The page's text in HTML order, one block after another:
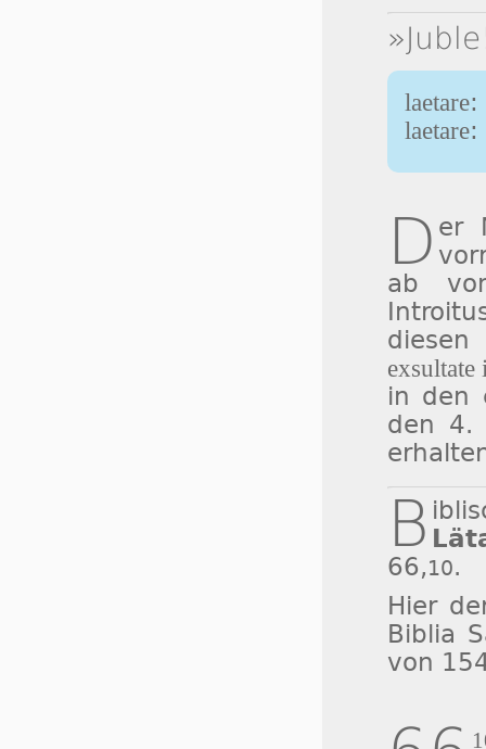
laetare:
laetare:
D er
ab
in den
den 4.
B
66,10.
Hier
Biblia
von